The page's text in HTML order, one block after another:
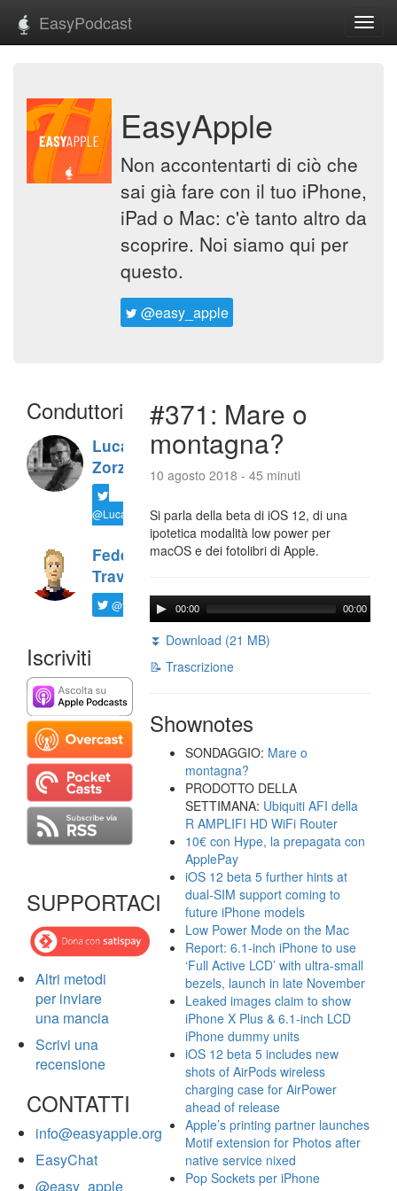
EasyPodcast
EasyApple
Non accontentarti di ciò che
sai già fare con il tuo iPhone,
iPad o Mac: c'è tanto altro da
scoprire. Noi siamo qui per
questo.
@easy_apple
Conduttori
Luca
Zorzi
@LucaTNT
Federico
Travaini
@ftrava
Iscriviti
SUPPORTACI
Altri metodi
per inviare
una mancia
Scrivi una
recensione
CONTATTI
info@easyapple.org
EasyChat
@easy_apple
#371: Mare o
montagna?
10 agosto 2018 - 45 minuti
Si parla della beta di iOS 12, di una
ipotetica modalità low power per
macOS e dei fotolibri di Apple.
00:00 00:00
⏬ Download (21 MB)
📝 Trascrizione
Shownotes
SONDAGGIO: Mare o
montagna?
PRODOTTO DELLA
SETTIMANA: Ubiquiti AFI della
R AMPLIFI HD WiFi Router
10€ con Hype, la prepagata con
ApplePay
iOS 12 beta 5 further hints at
dual-SIM support coming to
future iPhone models
Low Power Mode on the Mac
Report: 6.1-inch iPhone to use
‘Full Active LCD’ with ultra-small
bezels, launch in late November
Leaked images claim to show
iPhone X Plus & 6.1-inch LCD
iPhone dummy units
iOS 12 beta 5 includes new
shots of AirPods wireless
charging case for AirPower
ahead of release
Apple’s printing partner launches
Motif extension for Photos after
native service nixed
Pop Sockets per iPhone